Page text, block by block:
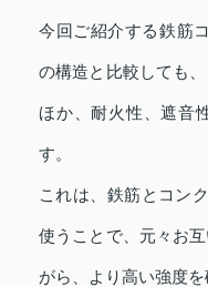
今回ご紹介する鉄筋
の構造と比較しても
ほか、耐火性、遮音
す。
これは、鉄筋とコン
使うことで、元々お
がら、より高い強度